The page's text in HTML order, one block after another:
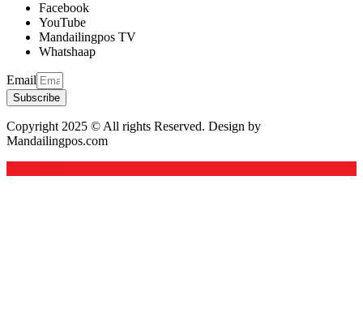
Facebook
YouTube
Mandailingpos TV
Whatshaap
Email
Subscribe
Copyright 2025 © All rights Reserved. Design by
Mandailingpos.com